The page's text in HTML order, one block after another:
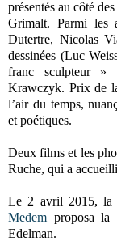
présentés au côté
Grimalt. Parmi les
Dutertre, Nicolas
dessinées (Luc
franc sculpteur »
Krawczyk. Prix de
l’air du temps,
et poétiques.
Deux films et les
Ruche, qui a
Le 2 avril 2015,
Medem proposa la
Edelman.